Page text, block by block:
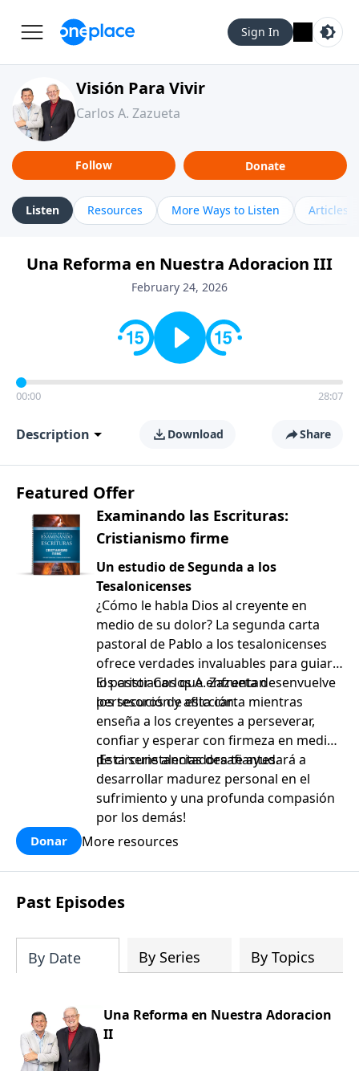
Sign In
Visión Para Vivir
Carlos A. Zazueta
Follow Donate
Listen Resources More Ways to Listen Articles
Una Reforma en Nuestra Adoracion III
February 24, 2026
00:00 28:07
Description Download Share
Featured Offer
Examinando las Escrituras:
Cristianismo firme
Un estudio de Segunda a los
Tesalonicenses
¿Cómo le habla Dios al creyente en
medio de su dolor? La segunda carta
pastoral de Pablo a los tesalonicenses
ofrece verdades invaluables para guiar a
los cristianos que enfrentan
persecución y aflicción.
El pastor Carlos A. Zazueta desenvuelve
los tesoros de esta carta mientras
enseña a los creyentes a perseverar,
confiar y esperar con firmeza en medio
de circunstancias desafiantes.
¡Esta serie alentadora te ayudará a
desarrollar madurez personal en el
sufrimiento y una profunda compasión
por los demás!
Donar More resources
Past Episodes
By Date By Series By Topics
Una Reforma en Nuestra Adoracion
II